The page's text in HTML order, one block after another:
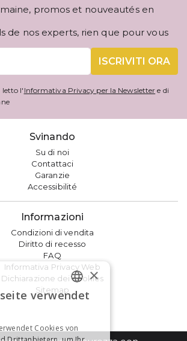
promos et nouveautés en
de nos experts, rien que pour vous
ISCRIVITI ORA
letto l' Informativa Privacy per la Newsletter e di
Svinando
Su di noi
Contattaci
Garanzie
Accessibilité
Informazioni
Condizioni di vendita
Diritto di recesso
FAQ
Informativa Privacy Web
Dichiarazione dei cookies
Sitemap
GERMAN
×
verwendet
Cookies von